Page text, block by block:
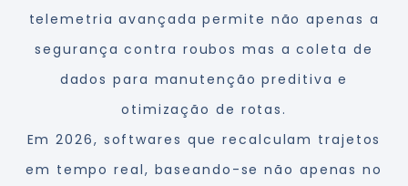
telemetria avançada permite não apenas a
segurança contra roubos mas a coleta de
dados para manutenção preditiva e
otimização de rotas.
Em 2026, softwares que recalculam trajetos
em tempo real, baseando-se não apenas no